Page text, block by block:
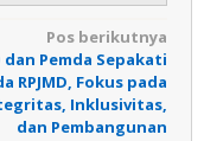
Pos berikutnya
dan Pemda Sepakati
RPJMD, Fokus pada
Inklusivitas,
dan Pembangunan